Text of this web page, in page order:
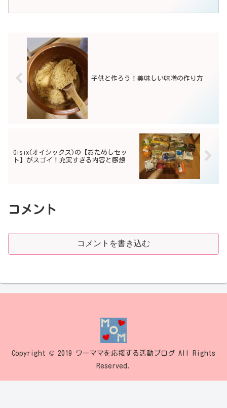
せて塩の大事なお話もしますので、最後
子供と作ろう！美味しい味噌の作り方
Oisix(オイシックス)の【おためしセッ
ト】がスゴイ！充実すぎる内容と感想
コメント
コメントを書き込む
Copyright © 2019 ワーママを応援する活動ブログ All Rights
Reserved.